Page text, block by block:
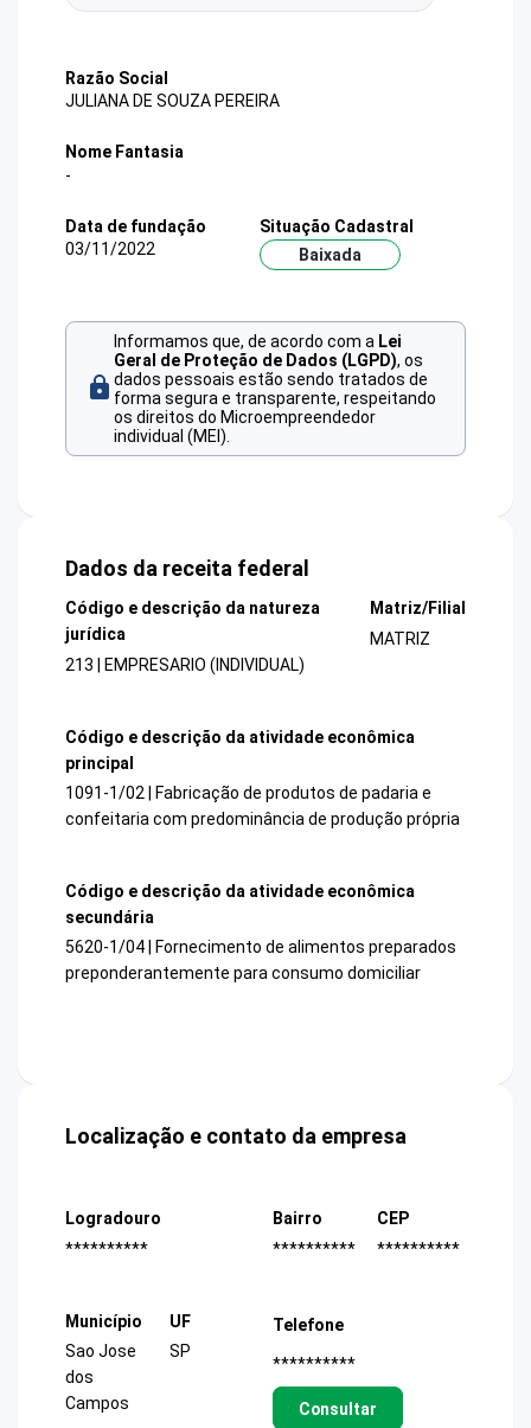
Razão Social
JULIANA DE SOUZA PEREIRA
Nome Fantasia
-
Data de fundação
03/11/2022
Situação Cadastral
Baixada
Informamos que, de acordo com a Lei
Geral de Proteção de Dados (LGPD), os
dados pessoais estão sendo tratados de
forma segura e transparente, respeitando
os direitos do Microempreendedor
individual (MEI).
Dados da receita federal
Código e descrição da natureza
jurídica
213 | EMPRESARIO (INDIVIDUAL)
Matriz/Filial
MATRIZ
Código e descrição da atividade econômica
principal
1091-1/02 | Fabricação de produtos de padaria e
confeitaria com predominância de produção própria
Código e descrição da atividade econômica
secundária
5620-1/04 | Fornecimento de alimentos preparados
preponderantemente para consumo domiciliar
Localização e contato da empresa
Logradouro
**********
Bairro
**********
CEP
**********
Município
Sao Jose
dos
Campos
UF
SP
Telefone
**********
Consultar